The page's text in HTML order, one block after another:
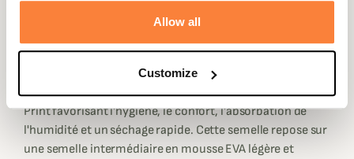
Allow all
Customize
Alpin Light de Vibram® offre un bon amorti et une
adhérence optimale.
En outre, la chaussures Litepeak de meindl est aussi
dotée d'une semelle intérieure amovible Air Active Soft
Print favorisant l'hygiène, le confort, l'absorbation de
l'humidité et un séchage rapide. Cette semelle repose sur
une semelle intermédiaire en mousse EVA légère et